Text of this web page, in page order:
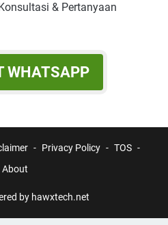
& Pertanyaan
WHATSAPP
Privacy Policy
TOS
About
by hawxtech.net